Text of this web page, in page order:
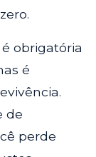
obrigatória
é
de
perde